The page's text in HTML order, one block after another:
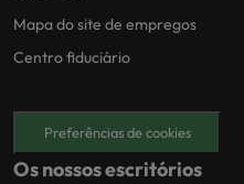
Mapa do site de empregos
Centro fiduciário
Preferências de cookies
Os nossos escritórios